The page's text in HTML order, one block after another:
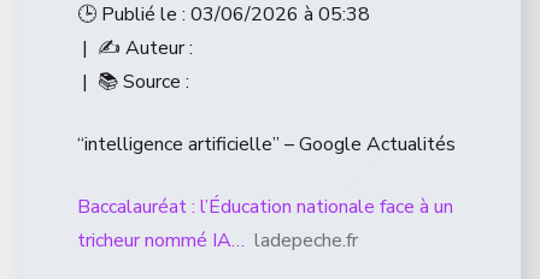
🕒 Publié le : 03/06/2026 à 05:38
| ✍️ Auteur :
| 📚 Source :
“intelligence artificielle” – Google Actualités
Baccalauréat : l’Éducation nationale face à un
tricheur nommé IA… ladepeche.fr